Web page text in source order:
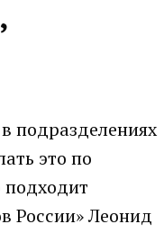
подразделениях
это по
России» Леонид